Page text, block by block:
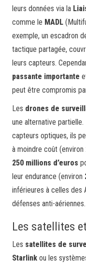
leurs données via la
comme le MADL
exemple, un escadron
tactique partagée,
leurs capteurs.
passante importante
peut être compromis
Les drones de
une alternative
capteurs optiques, ils
à moindre coût (environ
250 millions d’euros
leur endurance (environ
inférieures à celles des
défenses anti-aériennes.
Les satellites
Les satellites de
Starlink ou les